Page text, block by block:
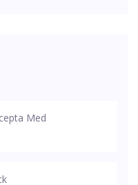
Med